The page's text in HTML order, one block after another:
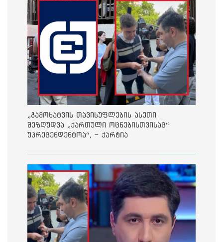
„გამოხატვის თავისუფლების ასეთი
შეზღუდვა „ქართული ოცნებისთვისაც“
უპრეცენდენტოა“, - ქარტია